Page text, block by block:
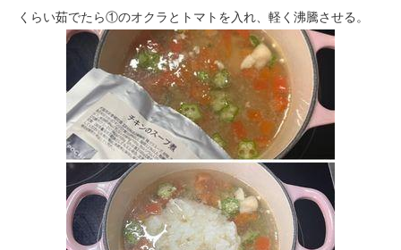
くらい茹でたら①のオクラとトマトを入れ、軽く沸騰させる。